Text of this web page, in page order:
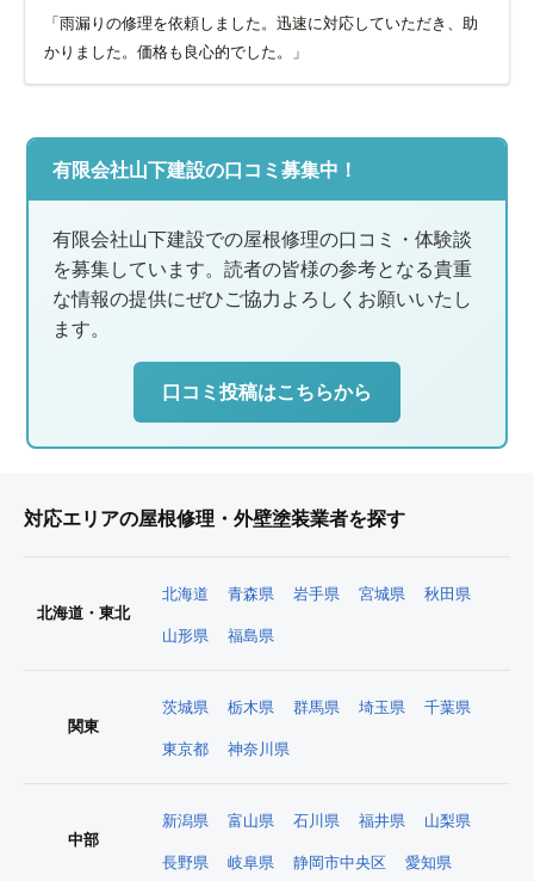
「雨漏りの修理を依頼しました。迅速に対応していただき、助
かりました。価格も良心的でした。」
有限会社山下建設の口コミ募集中！
有限会社山下建設での屋根修理の口コミ・体験談
を募集しています。読者の皆様の参考となる貴重
な情報の提供にぜひご協力よろしくお願いいたし
ます。
口コミ投稿はこちらから
対応エリアの屋根修理・外壁塗装業者を探す
北海道・東北
北海道 青森県 岩手県 宮城県 秋田県
山形県 福島県
関東
茨城県 栃木県 群馬県 埼玉県 千葉県
東京都 神奈川県
中部
新潟県 富山県 石川県 福井県 山梨県
長野県 岐阜県 静岡市中央区 愛知県